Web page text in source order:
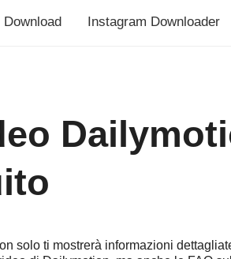
Download Instagram Downloader
solo ti mostrerà informazioni